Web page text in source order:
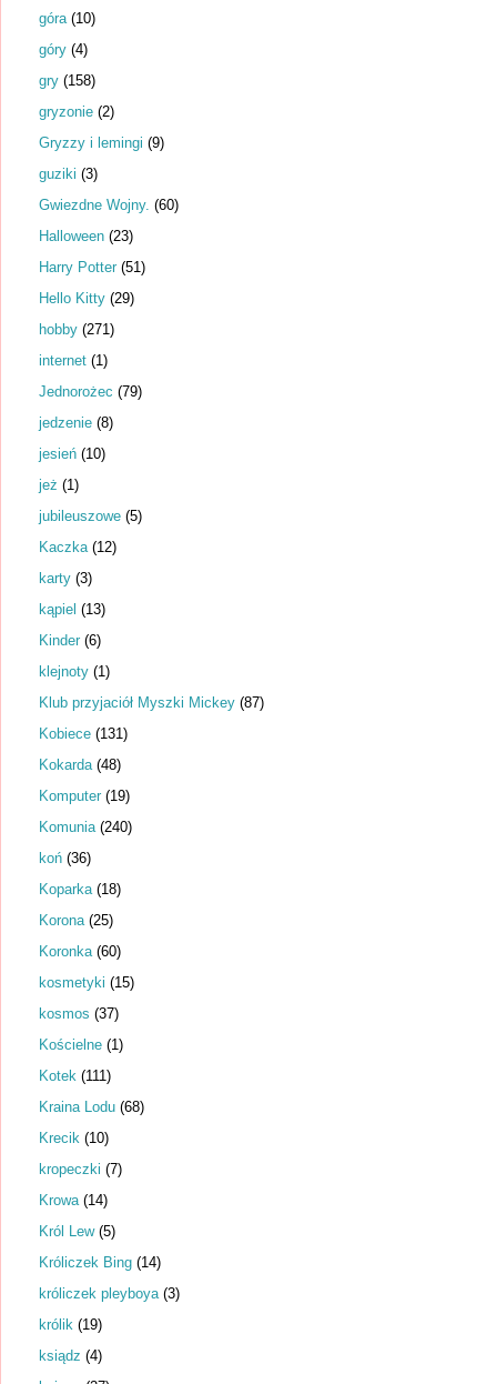
góra (10)
góry (4)
gry (158)
gryzonie (2)
Gryzzy i lemingi (9)
guziki (3)
Gwiezdne Wojny. (60)
Halloween (23)
Harry Potter (51)
Hello Kitty (29)
hobby (271)
internet (1)
Jednorożec (79)
jedzenie (8)
jesień (10)
jeż (1)
jubileuszowe (5)
Kaczka (12)
karty (3)
kąpiel (13)
Kinder (6)
klejnoty (1)
Klub przyjaciół Myszki Mickey (87)
Kobiece (131)
Kokarda (48)
Komputer (19)
Komunia (240)
koń (36)
Koparka (18)
Korona (25)
Koronka (60)
kosmetyki (15)
kosmos (37)
Kościelne (1)
Kotek (111)
Kraina Lodu (68)
Krecik (10)
kropeczki (7)
Krowa (14)
Król Lew (5)
Króliczek Bing (14)
króliczek pleyboya (3)
królik (19)
ksiądz (4)